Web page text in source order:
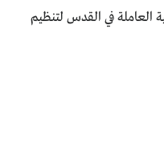
العاملة في القدس لتنظيم